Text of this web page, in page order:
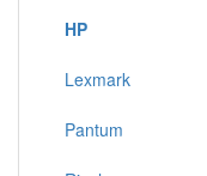
HP
Lexmark
Pantum